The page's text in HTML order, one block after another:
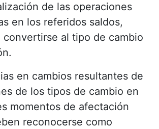
de las operaciones
en los referidos saldos,
convertirse al tipo de cambio
en cambios resultantes de
de los tipos de cambio en
momentos de afectación
reconocerse como